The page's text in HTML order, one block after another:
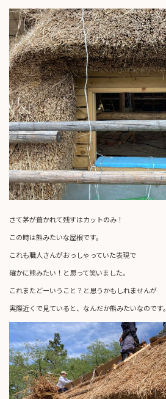
さて茅が葺かれて残すはカットのみ！
この時は熊みたいな屋根です。
これも職人さんがおっしゃっていた表現で
確かに熊みたい！と思って笑いました。
これまたどーいうこと？と思うかもしれませんが
実際近くで見ていると、なんだか熊みたいなのです。